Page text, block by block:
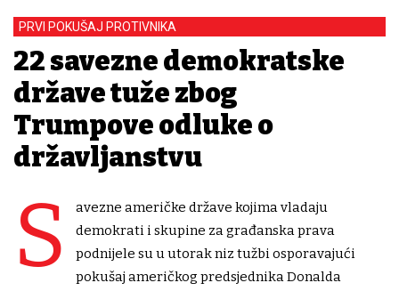
PRVI POKUŠAJ PROTIVNIKA
22 savezne demokratske
države tuže zbog
Trumpove odluke o
državljanstvu
S
avezne američke države kojima vladaju
demokrati i skupine za građanska prava
podnijele su u utorak niz tužbi osporavajući
pokušaj američkog predsjednika Donalda